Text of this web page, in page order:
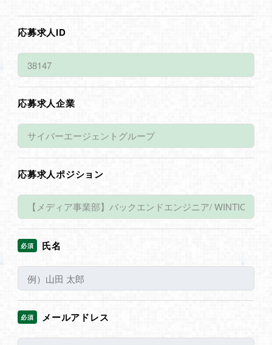
応募求人ID
応募求人企業
応募求人ポジション
必須 氏名
必須 メールアドレス